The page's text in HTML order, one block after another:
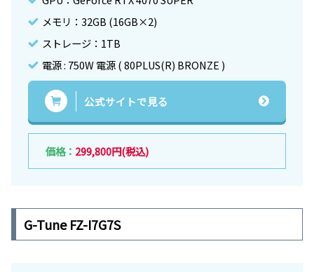
メモリ：32GB (16GB×2)
ストレージ：1TB
電源 : 750W 電源 ( 80PLUS(R) BRONZE )
公式サイトで見る
価格： 299,800円(税込)
G-Tune FZ-I7G7S